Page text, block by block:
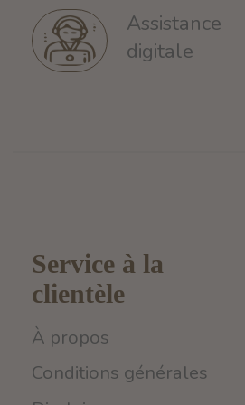
Assistance
digitale
Service à la
clientèle
À propos
Conditions générales